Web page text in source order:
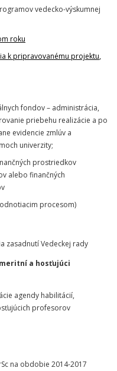
vedecko-výskumnej
roku
k pripravovanému projektu,
fondov – administrácia,
priebehu realizácie a po
evidencie zmlúv a
univerzity;
prostriedkov
alebo finančných
procesom)
zasadnutí Vedeckej rady
a hosťujúci
agendy habilitácií,
profesorov
na obdobie 2014-2017